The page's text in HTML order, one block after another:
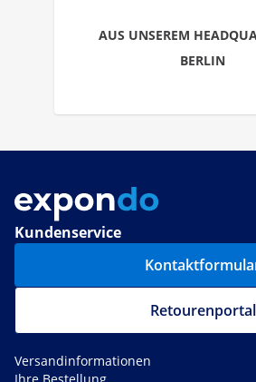
AUS UNSEREM
BERLIN
Kundenservice
Retourenportal
Versandinformationen